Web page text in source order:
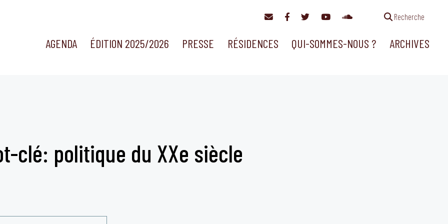
Recherche
AGENDA ÉDITION 2025/2026 PRESSE RÉSIDENCES QUI-SOMMES-NOUS ? ARCHIVES
clé: politique du XXe siècle